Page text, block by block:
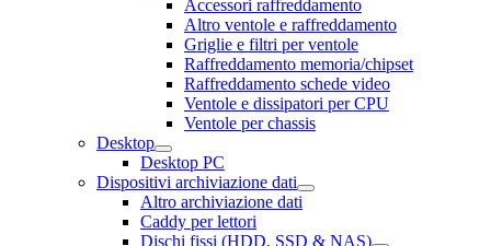
Accessori raffreddamento
Altro ventole e raffreddamento
Griglie e filtri per ventole
Raffreddamento memoria/chipset
Raffreddamento schede video
Ventole e dissipatori per CPU
Ventole per chassis
Desktop
Desktop PC
Dispositivi archiviazione dati
Altro archiviazione dati
Caddy per lettori
Dischi fissi (HDD, SSD & NAS)